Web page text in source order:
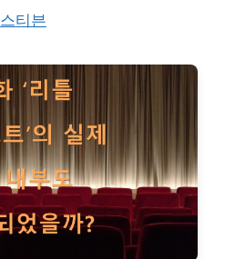
스티븐